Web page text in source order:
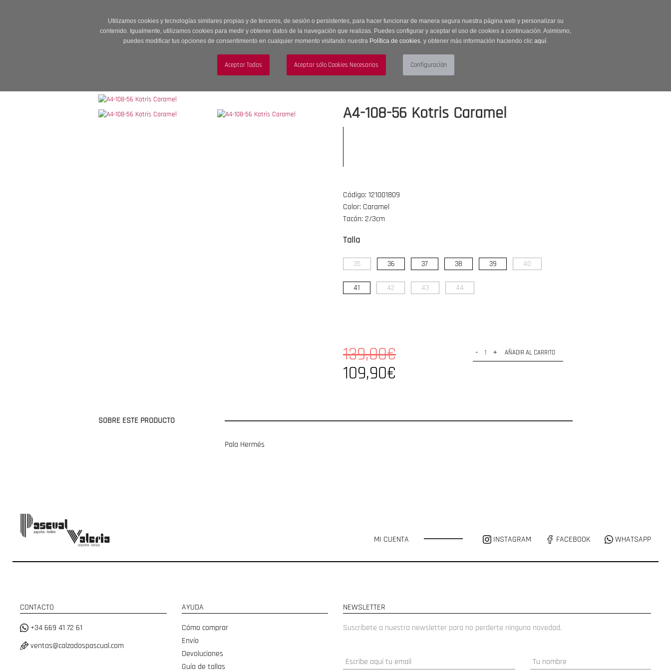
Utilizamos cookies y tecnologías similares propias y de terceros, de sesión o persistentes, para hacer funcionar de manera segura nuestra página web y personalizar su
contenido. Igualmente, utilizamos cookies para medir y obtener datos de la navegación que realizas. Puedes configurar y aceptar el uso de cookies a continuación. Asimismo,
puedes modificar tus opciones de consentimiento en cualquier momento visitando nuestra Política de cookies. y obtener más información haciendo clic aquí.
MUJER HOMBRE ACCESORIOS
A4-108-56 Kotris Caramel
Código: 121001809
Color: Caramel
Tacón: 2/3cm
Talla
35 36 37 38 39 40
41 42 43 44
139,00€
109,90€
- + AÑADIR AL CARRITO
SOBRE ESTE PRODUCTO
Pala Hermés
MI CUENTA INSTAGRAM FACEBOOK WHATSAPP
CONTACTO
+34 669 41 72 61
ventas@calzadospascual.com
AYUDA
Cómo comprar
Envío
Devoluciones
Guía de tallas
NEWSLETTER
Suscríbete a nuestra newsletter para no perderte ninguna novedad.